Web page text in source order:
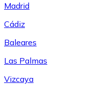
Madrid
Cádiz
Baleares
Las Palmas
Vizcaya